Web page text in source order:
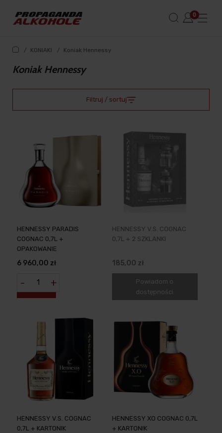
/ KONIAKI / Koniak Hennessy
Koniak Hennessy
Filtruj / sortuj
HENNESSY PARADIS
COGNAC 0,7L +
OPAKOWANIE
6 960,00 zł
- +
HENNESSY V.S. COGNAC
0,7L + 2 SZKLANKI
185,00 zł
Powiadom o
dostępności
HENNESSY V.S. COGNAC
0,7L + KARTONIK
HENNESSY XO COGNAC 0,7L
+ KARTONIK